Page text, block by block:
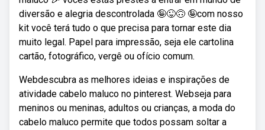
diversão e alegria descontrolada 🤪😜🙃 🤪com nosso
kit você terá tudo o que precisa para tornar este dia
muito legal. Papel para impressão, seja ele cartolina
cartão, fotográfico, vergê ou ofício comum.
Webdescubra as melhores ideias e inspirações de
atividade cabelo maluco no pinterest. Webseja para
meninos ou meninas, adultos ou crianças, a moda do
cabelo maluco permite que todos possam soltar a